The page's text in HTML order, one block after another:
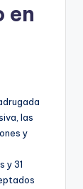
en
las
y
y 31